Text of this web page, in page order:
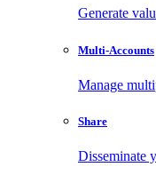
Generate
Multi-Accounts
Manage
Share
Disseminate